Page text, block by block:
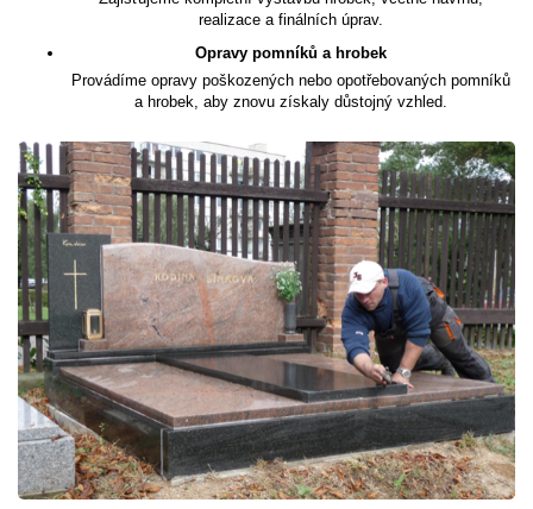
realizace a finálních úprav.
Opravy pomníků a hrobek
Provádíme opravy poškozených nebo opotřebovaných pomníků
a hrobek, aby znovu získaly důstojný vzhled.